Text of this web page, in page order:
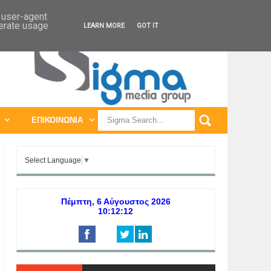
ΠΑΓΚΟΣΜΙΕΣ ΕΚΘΕΣΕΙΣ
ΕΠΙΚΟΙΝΩΝΙΑ
Select Language ▼
agent
usage LEARN MORE GOT IT